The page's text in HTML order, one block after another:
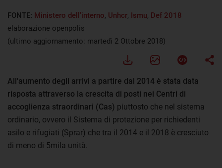
FONTE: Ministero dell'interno, Unhcr, Ismu, Def 2018
elaborazione openpolis
(ultimo aggiornamento: martedì 2 Ottobre 2018)
All'aumento degli arrivi a partire dal 2014 è stata data
risposta attraverso la crescita di posti nei Centri di
accoglienza straordinari (Cas) piuttosto che nel sistema
ordinario, ovvero il Sistema di protezione per richiedenti
asilo e rifugiati (Sprar) che tra il 2014 e il 2018 è cresciuto
di meno di 5mila unità.